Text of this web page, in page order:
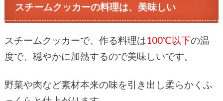
スチームクッカーの料理は、美味しい
スチームクッカーで、作る料理は100℃以下の温
度で、穏やかに加熱するので美味しいです。
野菜や肉など素材本来の味を引き出し柔らかくふ